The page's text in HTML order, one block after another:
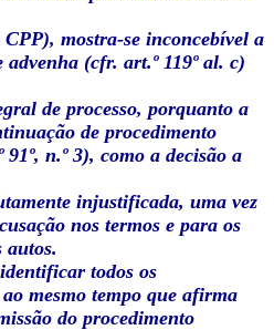
mostra-se inconcebível a
(cfr. art.º 119º al. c)
de processo, porquanto a
de procedimento
n.º 3), como a decisão a
injustificada, uma vez
nos termos e para os
autos.
todos os
mesmo tempo que afirma
do procedimento